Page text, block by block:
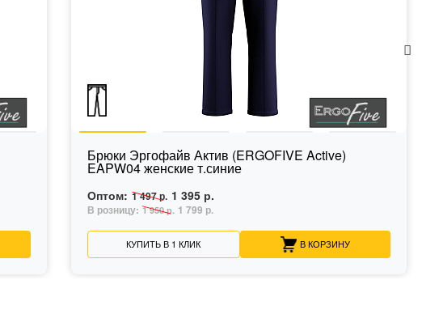
Брюки Эргофайв Актив (ERGOFIVE Active)
EAPW04 женские т.синие
Оптом: 1 497 р. 1 395 р.
В розницу: 1 950 р. 1 799 р.
КУПИТЬ В 1 КЛИК В КОРЗИНУ